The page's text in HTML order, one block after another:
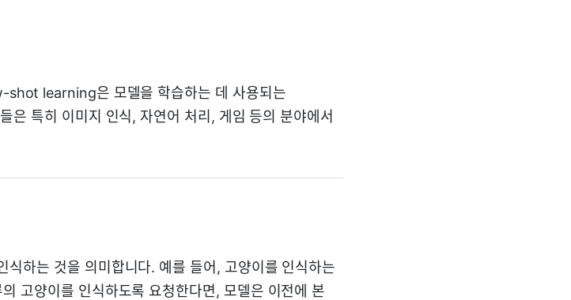
learning은 모델을 학습하는 데 사용되는
은 특히 이미지 인식, 자연어 처리, 게임 등의 분야에서
식하는 것을 의미합니다. 예를 들어, 고양이를 인식하는
고양이를 인식하도록 요청한다면, 모델은 이전에 본